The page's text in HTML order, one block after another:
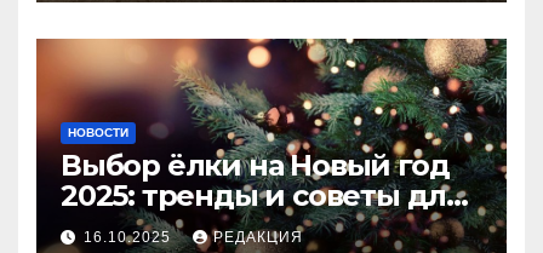
НОВОСТИ
Выбор ёлки на Новый год
2025: тренды и советы для
идеального праздника
16.10.2025 РЕДАКЦИЯ